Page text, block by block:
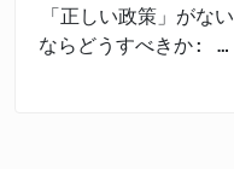
「正しい政策」がない
ならどうすべきか: 政